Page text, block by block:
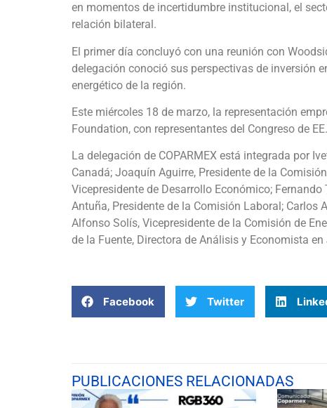
en momentos de incertidumbre institucional, el
relación bilateral.
El primer día concluyó con una reunión con
delegación conoció sus perspectivas de inversión
energético de la región.
Este miércoles 18 de marzo, la representación
Foundation, con representantes del Congreso de
La delegación de COPARMEX está integrada por
Canadá; Joaquín Aguirre, Presidente de la
Vicepresidente de Desarrollo Económico;
Antuña, Presidente de la Comisión Laboral; Carlos
Alfonso Solís, Vicepresidente de la Comisión de
de la Fuente, Directora de Análisis y Economista en
Facebook Twitter
PUBLICACIONES RELACIONADAS